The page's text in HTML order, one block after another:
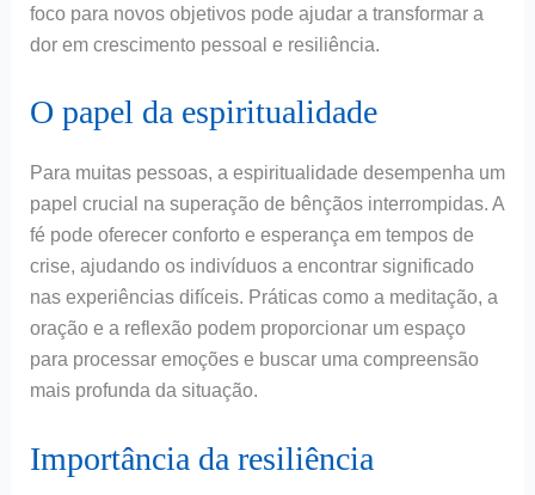
foco para novos objetivos pode ajudar a transformar a
dor em crescimento pessoal e resiliência.
O papel da espiritualidade
Para muitas pessoas, a espiritualidade desempenha um
papel crucial na superação de bênçãos interrompidas. A
fé pode oferecer conforto e esperança em tempos de
crise, ajudando os indivíduos a encontrar significado
nas experiências difíceis. Práticas como a meditação, a
oração e a reflexão podem proporcionar um espaço
para processar emoções e buscar uma compreensão
mais profunda da situação.
Importância da resiliência